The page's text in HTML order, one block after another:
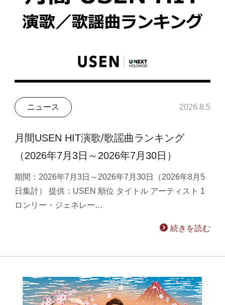
ニュース 2026.8.5
月間USEN HIT演歌/歌謡曲ランキング
（2026年7月3日～2026年7月30日）
期間：2026年7月3日～2026年7月30日（2026年8月5
日集計） 提供：USEN 順位 タイトル アーティスト 1
ロンリー・ジェネレー…
続きを読む